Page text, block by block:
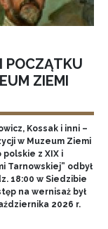
POCZĄTKU
ZIEMI
Kossak i inni –
w Muzeum Ziemi
z XIX i
Tarnowskiej” odbył
18:00 w Siedzibie
na wernisaż był
2026 r.